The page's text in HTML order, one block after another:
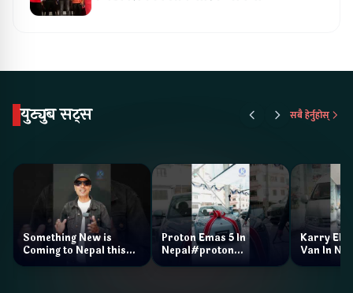
युट्युब सट्स सबै हेर्नुहोस्
Something New is
Coming to Nepal this
NAIMA Mobility Expo
Proton Emas 5 In
Nepal#proton
Karry
Van In
Bazar II